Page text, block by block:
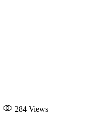
284 Views